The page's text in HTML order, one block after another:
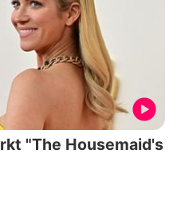
"The Housemaid's